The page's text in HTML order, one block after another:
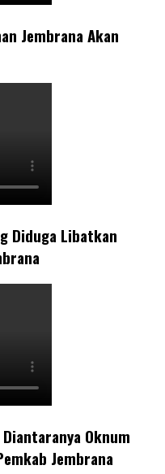
Jembrana Akan
Diduga Libatkan
Oknum
Jembrana